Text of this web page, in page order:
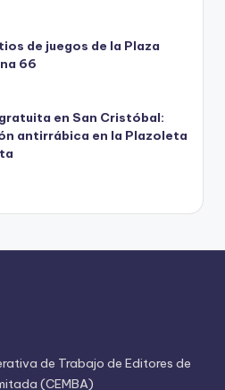
de juegos de la Plaza
66
en San Cristóbal:
antirrábica en la Plazoleta
de Trabajo de Editores de
(CEMBA)